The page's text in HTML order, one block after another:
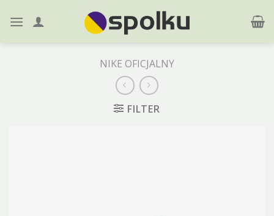
NIKE OFICJALNY
FILTER